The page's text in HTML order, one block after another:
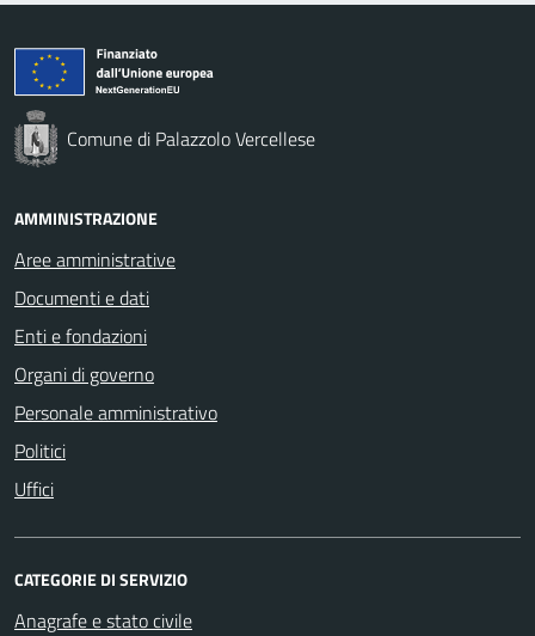
Comune di Palazzolo Vercellese
AMMINISTRAZIONE
Aree amministrative
Documenti e dati
Enti e fondazioni
Organi di governo
Personale amministrativo
Politici
Uffici
CATEGORIE DI SERVIZIO
Anagrafe e stato civile